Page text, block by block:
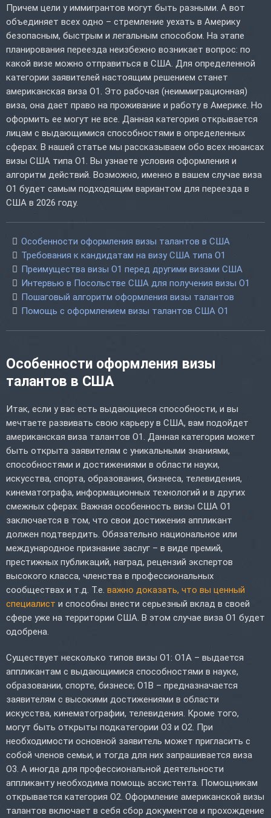
Причем цели у иммигрантов могут быть разными. А вот
объединяет всех одно – стремление уехать в Америку
безопасным, быстрым и легальным способом. На этапе
планирования переезда неизбежно возникает вопрос: по
какой визе можно отправиться в США. Для определенной
категории заявителей настоящим решением станет
американская виза O1. Это рабочая (неиммиграционная)
виза, она дает право на проживание и работу в Америке. Но
оформить ее могут не все. Данная категория открывается
лицам с выдающимися способностями в определенных
сферах. В нашей статье мы рассказываем обо всех нюансах
визы США типа O1. Вы узнаете условия оформления и
алгоритм действий. Возможно, именно в вашем случае виза
O1 будет самым подходящим вариантом для переезда в
США в 2026 году.
Особенности оформления визы талантов в США
Требования к кандидатам на визу США типа O1
Преимущества визы O1 перед другими визами США
Интервью в Посольстве США для получения визы O1
Пошаговый алгоритм оформления визы талантов
Помощь с оформлением визы талантов США O1
Особенности оформления визы
талантов в США
Итак, если у вас есть выдающиеся способности, и вы
мечтаете развивать свою карьеру в США, вам подойдет
американская виза талантов O1. Данная категория может
быть открыта заявителям с уникальными знаниями,
способностями и достижениями в области науки,
искусства, спорта, образования, бизнеса, телевидения,
кинематографа, информационных технологий и в других
смежных сферах. Важная особенность визы США O1
заключается в том, что свои достижения аппликант
должен подтвердить. Обязательно национальное или
международное признание заслуг – в виде премий,
престижных публикаций, наград, рецензий экспертов
высокого класса, членства в профессиональных
сообществах и т.д. Т.е. важно доказать, что вы ценный
специалист и способны внести серьезный вклад в своей
сфере уже на территории США. В этом случае виза O1 будет
одобрена.
Существует несколько типов визы O1: O1A – выдается
аппликантам с выдающимися способностями в науке,
образовании, спорте, бизнесе; O1B – предназначается
заявителям с высокими достижениями в области
искусства, кинематографии, телевидения. Кроме того,
могут быть открыты подкатегории O3 и O2. При
необходимости основной заявитель может пригласить с
собой членов семьи, и тогда для них запрашивается виза
O3. А иногда для профессиональной деятельности
аппликанту необходима помощь ассистента. Помощникам
открывается категория O2. Оформление американской визы
талантов включает в себя сбор документов и прохождение